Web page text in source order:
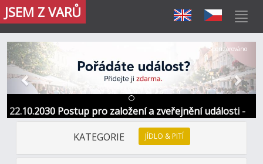
JSEM Z VARŮ
22.10.2030 Postup pro založení a zveřejnění události -
Informace / kontakt
Předchozí Další
Sponzorováno
KATEGORIE JÍDLO & PITÍ